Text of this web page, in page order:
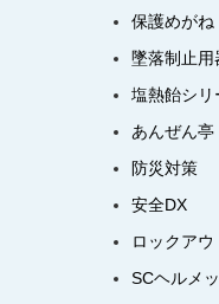
保護めがね
墜落制止用
塩熱飴シリ
あんぜん亭
防災対策
安全DX
ロックア
SCヘルメ